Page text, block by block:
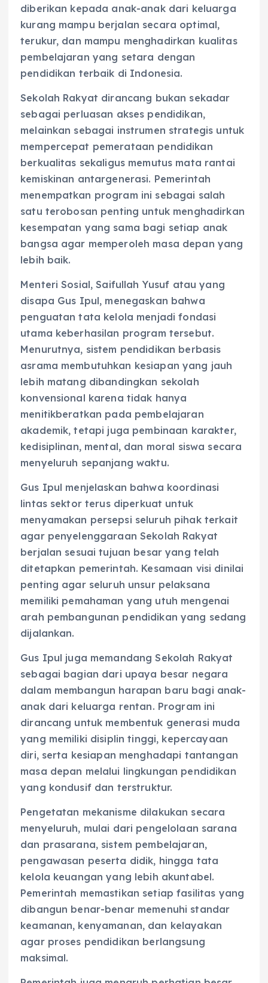
diberikan kepada anak-anak dari keluarga
kurang mampu berjalan secara optimal,
terukur, dan mampu menghadirkan kualitas
pembelajaran yang setara dengan
pendidikan terbaik di Indonesia.
Sekolah Rakyat dirancang bukan sekadar
sebagai perluasan akses pendidikan,
melainkan sebagai instrumen strategis untuk
mempercepat pemerataan pendidikan
berkualitas sekaligus memutus mata rantai
kemiskinan antargenerasi. Pemerintah
menempatkan program ini sebagai salah
satu terobosan penting untuk menghadirkan
kesempatan yang sama bagi setiap anak
bangsa agar memperoleh masa depan yang
lebih baik.
Menteri Sosial, Saifullah Yusuf atau yang
disapa Gus Ipul, menegaskan bahwa
penguatan tata kelola menjadi fondasi
utama keberhasilan program tersebut.
Menurutnya, sistem pendidikan berbasis
asrama membutuhkan kesiapan yang jauh
lebih matang dibandingkan sekolah
konvensional karena tidak hanya
menitikberatkan pada pembelajaran
akademik, tetapi juga pembinaan karakter,
kedisiplinan, mental, dan moral siswa secara
menyeluruh sepanjang waktu.
Gus Ipul menjelaskan bahwa koordinasi
lintas sektor terus diperkuat untuk
menyamakan persepsi seluruh pihak terkait
agar penyelenggaraan Sekolah Rakyat
berjalan sesuai tujuan besar yang telah
ditetapkan pemerintah. Kesamaan visi dinilai
penting agar seluruh unsur pelaksana
memiliki pemahaman yang utuh mengenai
arah pembangunan pendidikan yang sedang
dijalankan.
Gus Ipul juga memandang Sekolah Rakyat
sebagai bagian dari upaya besar negara
dalam membangun harapan baru bagi anak-
anak dari keluarga rentan. Program ini
dirancang untuk membentuk generasi muda
yang memiliki disiplin tinggi, kepercayaan
diri, serta kesiapan menghadapi tantangan
masa depan melalui lingkungan pendidikan
yang kondusif dan terstruktur.
Pengetatan mekanisme dilakukan secara
menyeluruh, mulai dari pengelolaan sarana
dan prasarana, sistem pembelajaran,
pengawasan peserta didik, hingga tata
kelola keuangan yang lebih akuntabel.
Pemerintah memastikan setiap fasilitas yang
dibangun benar-benar memenuhi standar
keamanan, kenyamanan, dan kelayakan
agar proses pendidikan berlangsung
maksimal.